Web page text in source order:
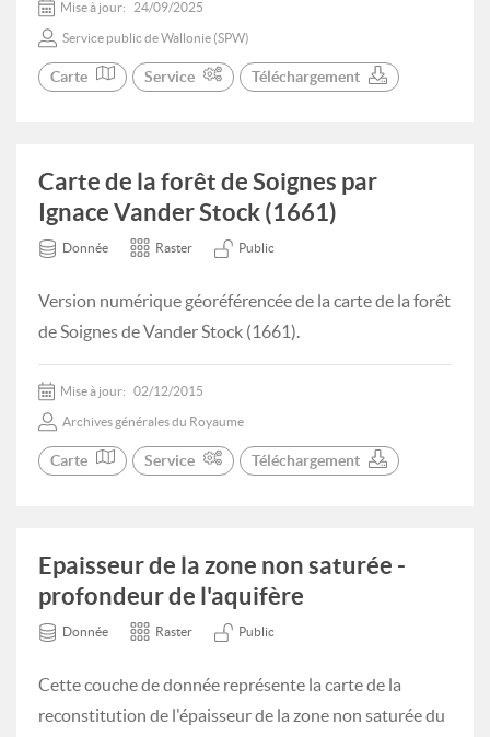
Mise à jour: 24/09/2025
Service public de Wallonie (SPW)
Carte Service Téléchargement
Carte de la forêt de Soignes par
Ignace Vander Stock (1661)
Donnée Raster Public
Version numérique géoréférencée de la carte de la forêt
de Soignes de Vander Stock (1661).
Mise à jour: 02/12/2015
Archives générales du Royaume
Carte Service Téléchargement
Epaisseur de la zone non saturée -
profondeur de l'aquifère
Donnée Raster Public
Cette couche de donnée représente la carte de la
reconstitution de l'épaisseur de la zone non saturée du